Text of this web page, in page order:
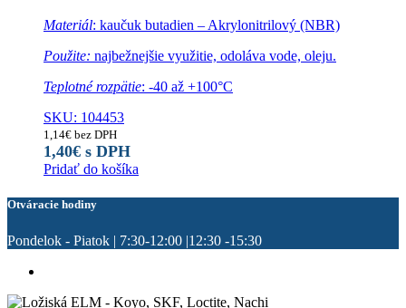
Materiál: kaučuk butadien – Akrylonitrilový (NBR)
Použite: najbežnejšie využitie, odoláva vode, oleju.
Teplotné rozpätie: -40 až +100°C
SKU: 104453
1,14€ bez DPH
1,40€ s DPH
Pridať do košíka
Otváracie hodiny
Pondelok - Piatok | 7:30-12:00 |12:30 -15:30